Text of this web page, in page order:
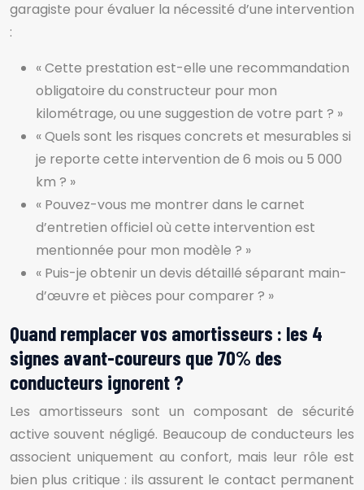
garagiste pour évaluer la nécessité d’une intervention
:
« Cette prestation est-elle une recommandation
obligatoire du constructeur pour mon
kilométrage, ou une suggestion de votre part ? »
« Quels sont les risques concrets et mesurables si
je reporte cette intervention de 6 mois ou 5 000
km ? »
« Pouvez-vous me montrer dans le carnet
d’entretien officiel où cette intervention est
mentionnée pour mon modèle ? »
« Puis-je obtenir un devis détaillé séparant main-
d’œuvre et pièces pour comparer ? »
Quand remplacer vos amortisseurs : les 4
signes avant-coureurs que 70% des
conducteurs ignorent ?
Les amortisseurs sont un composant de sécurité
active souvent négligé. Beaucoup de conducteurs les
associent uniquement au confort, mais leur rôle est
bien plus critique : ils assurent le contact permanent